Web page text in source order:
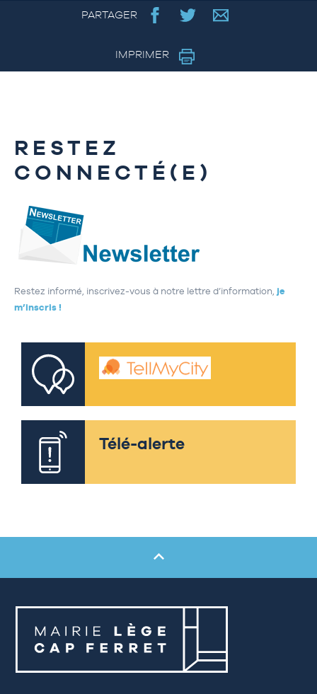
PARTAGER
IMPRIMER
RESTEZ
CONNECTÉ(E)
Restez informé, inscrivez-vous à notre lettre d’information, je
m’inscris !
Télé-alerte